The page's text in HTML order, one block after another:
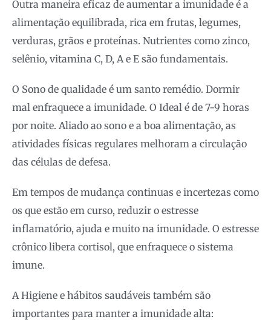
Outra maneira eficaz de aumentar a imunidade é a
alimentação equilibrada, rica em frutas, legumes,
verduras, grãos e proteínas. Nutrientes como zinco,
selênio, vitamina C, D, A e E são fundamentais.
O Sono de qualidade é um santo remédio. Dormir
mal enfraquece a imunidade. O Ideal é de 7-9 horas
por noite. Aliado ao sono e a boa alimentação, as
atividades físicas regulares melhoram a circulação
das células de defesa.
Em tempos de mudança continuas e incertezas como
os que estão em curso, reduzir o estresse
inflamatório, ajuda e muito na imunidade. O estresse
crônico libera cortisol, que enfraquece o sistema
imune.
A Higiene e hábitos saudáveis também são
importantes para manter a imunidade alta: